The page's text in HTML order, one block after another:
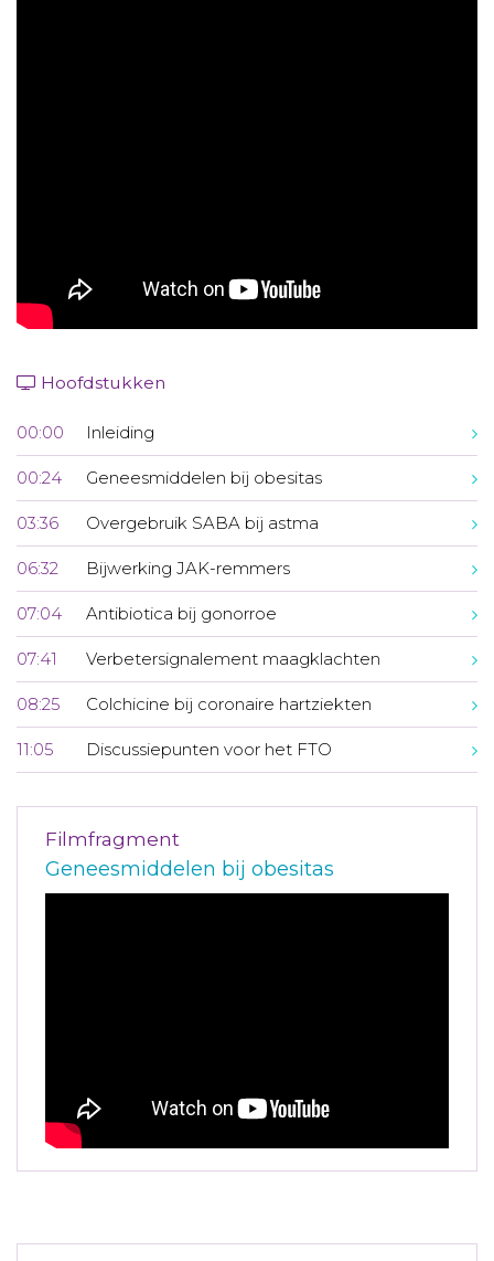
Hoofdstukken
00:00 Inleiding
00:24 Geneesmiddelen bij obesitas
03:36 Overgebruik SABA bij astma
06:32 Bijwerking JAK-remmers
07:04 Antibiotica bij gonorroe
07:41 Verbetersignalement maagklachten
08:25 Colchicine bij coronaire hartziekten
11:05 Discussiepunten voor het FTO
Filmfragment
Geneesmiddelen bij obesitas